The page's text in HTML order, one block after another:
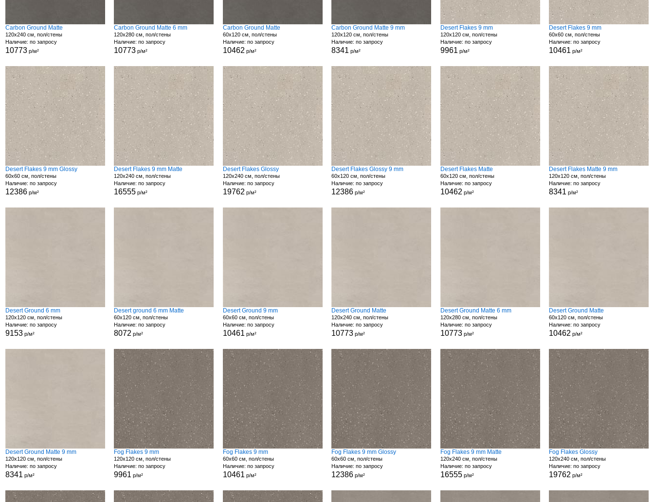
Carbon Ground Matte
120x240 см, пол/стены
Наличие: по запросу
10773р/м²
Carbon Ground Matte 6 mm
120x280 см, пол/стены
Наличие: по запросу
10773 р/м²
Carbon Ground Matte
60x120 см, пол/стены
Наличие: по запросу
10462 р/м²
Carbon Ground Matte 9 mm
120x120 см, пол/стены
Наличие: по запросу
8341 р/м²
Desert Flakes 9 mm
120x120 см, пол/стены
Наличие: по запросу
9961 р/м²
Desert Flakes 9 mm
60x60 см, пол/стены
Наличие: по запросу
10461 р/м²
Desert Flakes 9 mm Glossy
60x60 см, пол/стены
Наличие: по запросу
12386р/м²
Desert Flakes 9 mm Matte
120x240 см, пол/стены
Наличие: по запросу
16555 р/м²
Desert Flakes Glossy
120x240 см, пол/стены
Наличие: по запросу
19762 р/м²
Desert Flakes Glossy 9 mm
60x120 см, пол/стены
Наличие: по запросу
12386 р/м²
Desert Flakes Matte
60x120 см, пол/стены
Наличие: по запросу
10462 р/м²
Desert Flakes Matte 9 mm
120x120 см, пол/стены
Наличие: по запросу
8341 р/м²
Desert Ground 6 mm
120x120 см, пол/стены
Наличие: по запросу
9153р/м²
Desert ground 6 mm Matte
60x120 см, пол/стены
Наличие: по запросу
8072 р/м²
Desert Ground 9 mm
60x60 см, пол/стены
Наличие: по запросу
10461 р/м²
Desert Ground Matte
120x240 см, пол/стены
Наличие: по запросу
10773 р/м²
Desert Ground Matte 6 mm
120x280 см, пол/стены
Наличие: по запросу
10773р/м²
Desert Ground Matte
60x120 см, пол/стены
Наличие: по запросу
10462 р/м²
Desert Ground Matte 9 mm
120x120 см, пол/стены
Наличие: по запросу
8341 р/м²
Fog Flakes 9 mm
120x120 см, пол/стены
Наличие: по запросу
9961 р/м²
Fog Flakes 9 mm
60x60 см, пол/стены
Наличие: по запросу
10461 р/м²
Fog Flakes 9 mm Glossy
60x60 см, пол/стены
Наличие: по запросу
12386 р/м²
Fog Flakes 9 mm Matte
120x240 см, пол/стены
Наличие: по запросу
16555р/м²
Fog Flakes Glossy
120x240 см, пол/стены
Наличие: по запросу
19762 р/м²